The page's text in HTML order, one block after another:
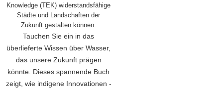
Knowledge (TEK) widerstandsfähige
Städte und Landschaften der
Zukunft gestalten können.
Tauchen Sie ein in das
überlieferte Wissen über Wasser,
das unsere Zukunft prägen
könnte. Dieses spannende Buch
zeigt, wie indigene Innovationen -